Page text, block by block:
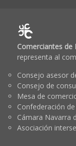
Comerciantes
representa al
Consejo asesor
Consejo de
Mesa de
Confederación
Cámara Navarra
Asociación